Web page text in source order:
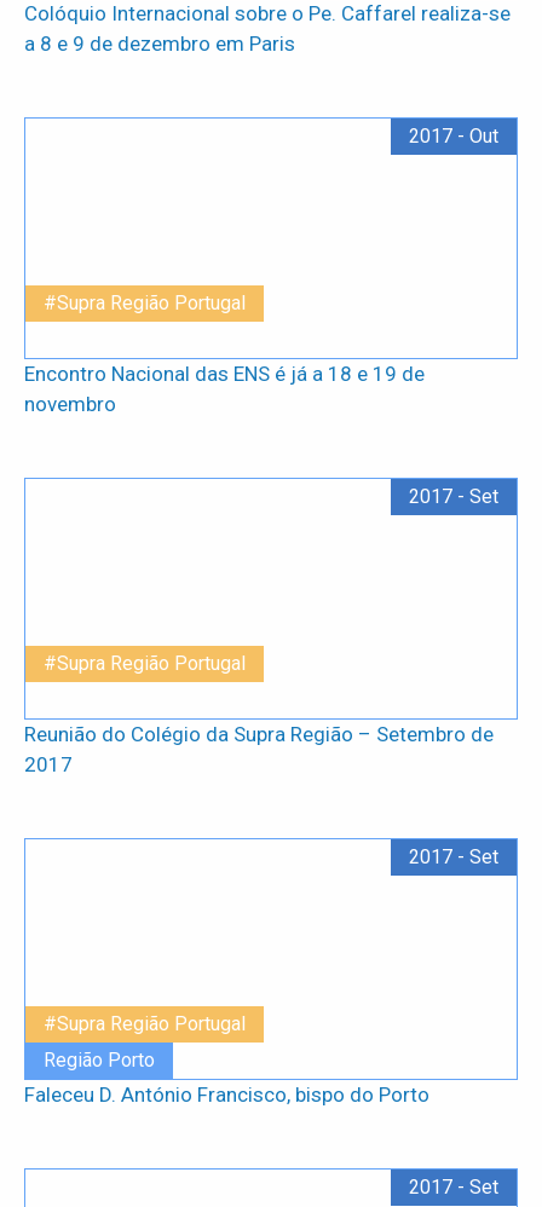
Colóquio Internacional sobre o Pe. Caffarel realiza-se
a 8 e 9 de dezembro em Paris
#Supra Região Portugal
2017 - Out
Encontro Nacional das ENS é já a 18 e 19 de
novembro
#Supra Região Portugal
2017 - Set
Reunião do Colégio da Supra Região – Setembro de
2017
#Supra Região Portugal
Região Porto
2017 - Set
Faleceu D. António Francisco, bispo do Porto
2017 - Set